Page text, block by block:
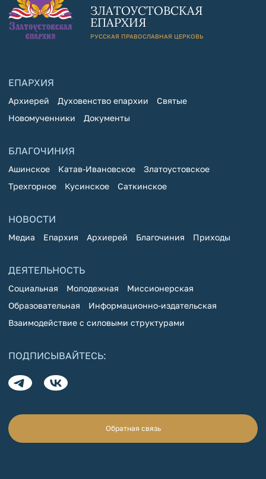
ЗЛАТОУСТОВСКАЯ
ЕПАРХИЯ
РУССКАЯ ПРАВОСЛАВНАЯ ЦЕРКОВЬ
ЕПАРХИЯ
Архиерей Духовенство епархии
Святые
Новомученники
Документы
БЛАГОЧИНИЯ
Ашинское Катав-Ивановское
Златоустовское
Трехгорное
Кусинское Саткинское
НОВОСТИ
Медиа Епархия Архиерей Благочиния Приходы
ДЕЯТЕЛЬНОСТЬ
Социальная Молодежная
Миссионерская
Образовательная
Информационно-издательская
Взаимодействие с силовыми структурами
ПОДПИСЫВАЙТЕСЬ:
Обратная связь